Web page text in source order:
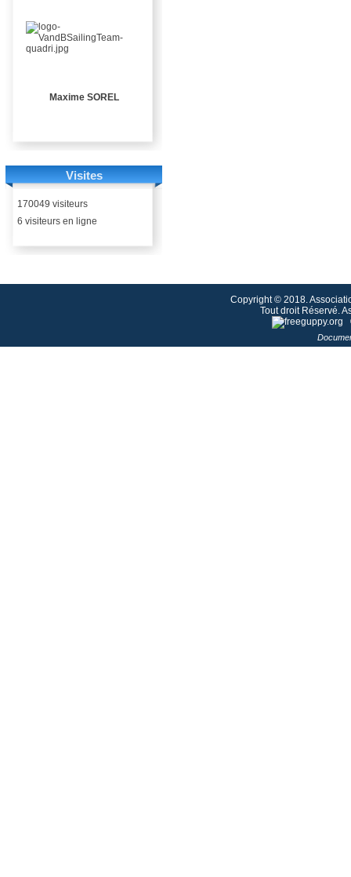
Maxime SOREL
Visites
170049 visiteurs
6 visiteurs en ligne
Copyright © 2018.
Tout droit Réservé.